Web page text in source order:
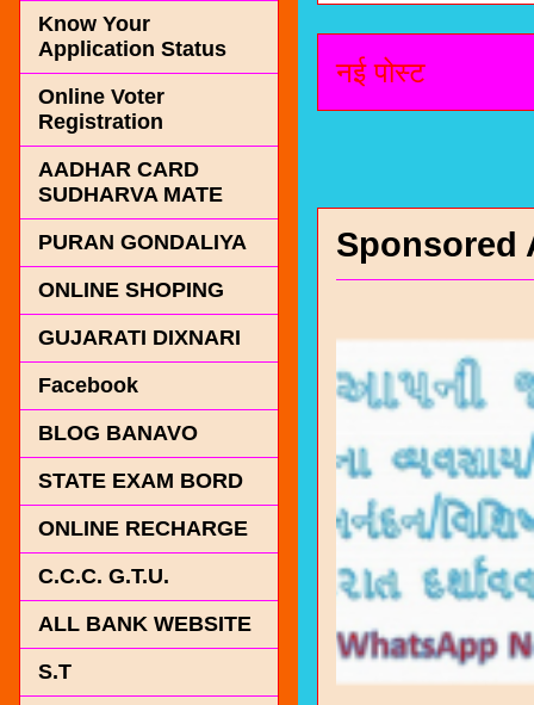
नई पोस्ट
Sponsored
Know Your
Application Status
Online Voter
Registration
AADHAR CARD
SUDHARVA MATE
PURAN GONDALIYA
ONLINE SHOPING
GUJARATI DIXNARI
Facebook
BLOG BANAVO
STATE EXAM BORD
ONLINE RECHARGE
C.C.C. G.T.U.
ALL BANK WEBSITE
S.T